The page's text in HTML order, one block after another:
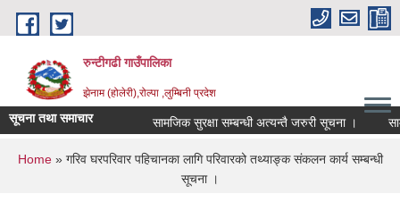
Skip to main content
रुन्टीगढी गाउँपालिका
झेनाम (होलेरी),रोल्पा ,लुम्बिनी प्रदेश
सूचना तथा समाचार सामजिक सुरक्षा सम्बन्धी अत्यन्तै जरुरी सूचना ।
You are here
Home» गरिव घरपरिवार पहिचानका लागि परिवारको तथ्याङ्क संकलन कार्य सम्बन्धी
सूचना ।